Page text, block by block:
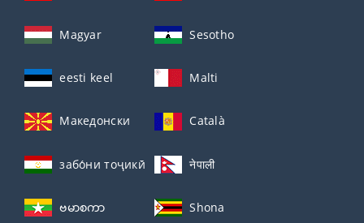
Magyar Sesotho
eesti keel Malti
Македонски Català
забо́ни тоҷикӣ́ नेपाली
ဗမာစကာ Shona